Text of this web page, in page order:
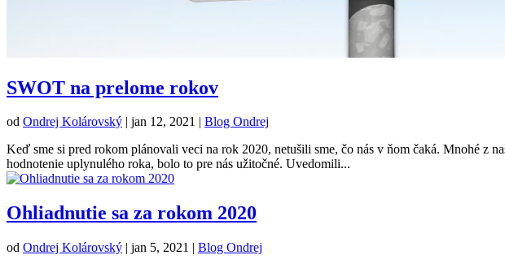
SWOT na prelome rokov
od Ondrej Kolárovský | jan 12, 2021 | Blog Ondrej
Keď sme si pred rokom plánovali veci na rok 2020, netušili sme, čo nás v ňom čaká. Mnohé z
hodnotenie uplynulého roka, bolo to pre nás užitočné. Uvedomili...
Ohliadnutie sa za rokom 2020
od Ondrej Kolárovský | jan 5, 2021 | Blog Ondrej